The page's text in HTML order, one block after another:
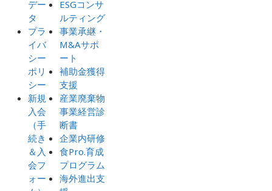
デー
タ
プラ
イバ
シー
ポリ
シー
新規
入会
（手
続き
＆入
会フ
ォー
ESGコンサ
ルティング
事業承継・
M&Aサポ
ート
補助金獲得
支援
産業廃棄物
事業経営診
断書
企業内研修
食Pro.育成
プログラム
海外進出支